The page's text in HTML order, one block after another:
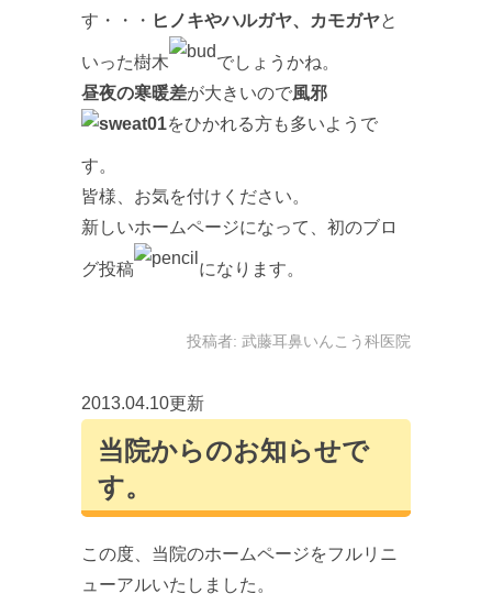
す・・・ ヒノキやハルガヤ、カモガヤと
いった樹木
でしょうかね。
昼夜の寒暖差が大きいので風邪
をひかれる方も多いようで
す。
皆様、お気を付けください。
新しいホームページになって、初のブロ
グ投稿 になります。
投稿者: 武藤耳鼻いんこう科医院
2013.04.10更新
当院からのお知らせで
す。
この度、当院のホームページをフルリニ
ューアルいたしました。